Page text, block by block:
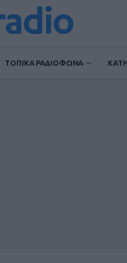
ΤΟΠΙΚΑ ΡΑΔΙΟΦΩΝΑ